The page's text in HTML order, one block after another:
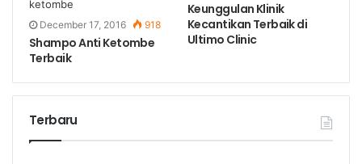
December 17, 2016 918
Shampo Anti Ketombe
Terbaik
Keunggulan Klinik
Kecantikan Terbaik di
Ultimo Clinic
Terbaru